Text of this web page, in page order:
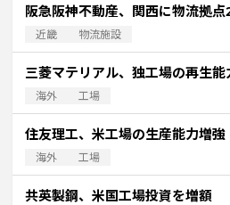
阪急阪神不動産、関西に物流拠
近畿 物流施設
三菱マテリアル、独工場の再生能
海外 工場
住友理工、米工場の生産能力増強
海外 工場
共英製鋼、米国工場投資を増額